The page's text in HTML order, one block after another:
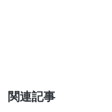
関連記事